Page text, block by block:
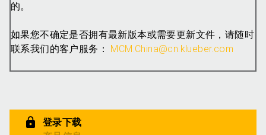
的。
如果您不确定是否拥有最新版本或需要更新文件，请随时
联系我们的客户服务： MCM.China@cn.klueber.com
登录下载